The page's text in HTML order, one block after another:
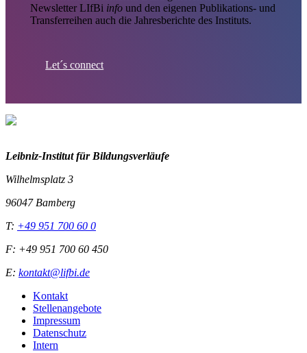
Newsletter LIfBi infound den eigenen Publikations- und
Transferreihen auch die Jahresberichte des Instituts.
Let´s connect
Leibniz-Institut für Bildungsverläufe
Wilhelmsplatz 3
96047 Bamberg
T: +49 951 700 60 0
F: +49 951 700 60 450
E: kontakt@lifbi.de
Kontakt
Stellenangebote
Impressum
Datenschutz
Intern